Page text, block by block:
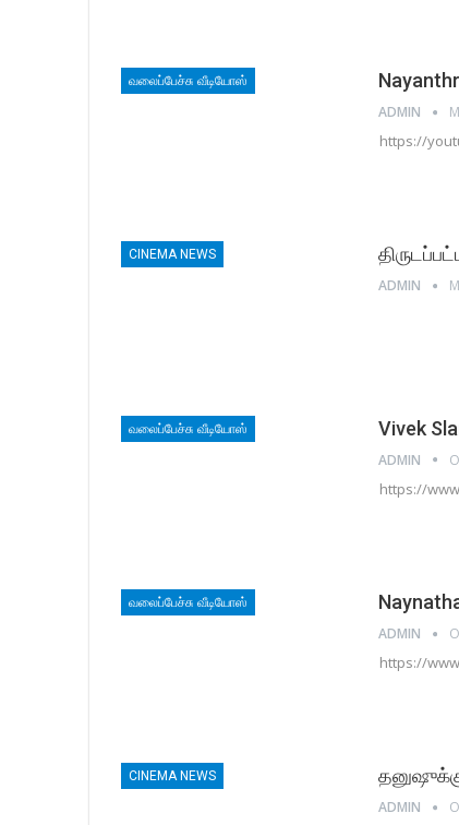
வலைப்பேச்சு வீடியோஸ்
ADMIN
https://
CINEMA NEWS
ADMIN
வலைப்பேச்சு வீடியோஸ் Vivek
ADMIN
https://
வலைப்பேச்சு வீடியோஸ்
ADMIN
https://
CINEMA NEWS
ADMIN